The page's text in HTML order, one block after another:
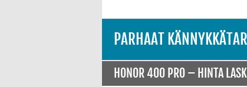
PARHAAT
HONOR 400 PRO – HINTA